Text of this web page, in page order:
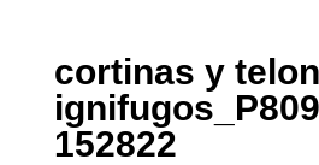
cortinas y
152822